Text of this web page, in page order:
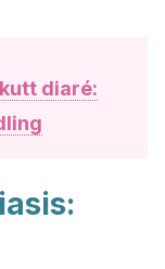
diaré: